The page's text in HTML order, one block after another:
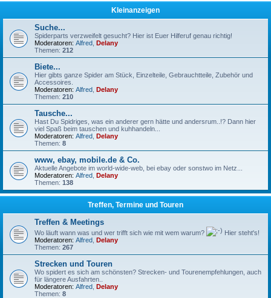
Kleinanzeigen
Suche...
Spiderparts verzweifelt gesucht? Hier ist Euer Hilferuf genau richtig!
Moderatoren: Alfred Delany
Themen: 212
Biete...
Hier gibts ganze Spider am Stück, Einzelteile, Gebrauchtteile, Zubehör und
Accessoires.
Moderatoren: Alfred Delany
Themen: 210
Tausche...
Hast Du Spidriges, was ein anderer gern hätte und andersrum..!? Dann hier
viel Spaß beim tauschen und kuhhandeln...
Moderatoren: Alfred Delany
Themen: 8
www, ebay, mobile.de & Co.
Aktuelle Angebote im world-wide-web, bei ebay oder sonstwo im Netz...
Moderatoren: Alfred Delany
Themen: 138
Treffen, Termine und Touren
Treffen & Meetings
Wo läuft wann was und wer trifft sich wie mit wem warum?
Hier steht's!
Moderatoren: Alfred Delany
Themen: 267
Strecken und Touren
Wo spidert es sich am schönsten? Strecken- und Tourenempfehlungen, auch
für längere Ausfahrten..
Moderatoren: Alfred Delany
Themen: 8